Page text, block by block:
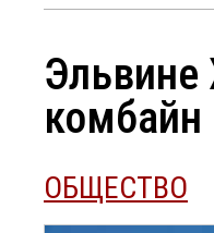
Эльвине
ОБЩЕСТВО